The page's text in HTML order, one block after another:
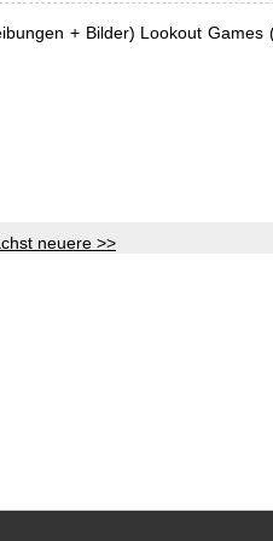
+ Bilder) Lookout Games
neuere >>